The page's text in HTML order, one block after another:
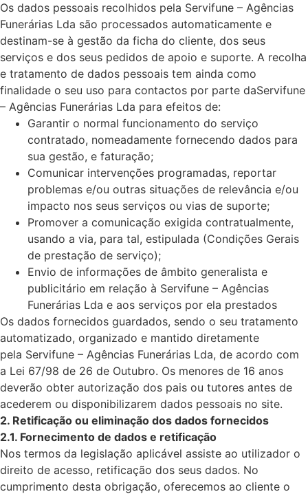
Os dados pessoais recolhidos pela Servifune – Agências
Funerárias Lda são processados automaticamente e
destinam-se à gestão da ficha do cliente, dos seus
serviços e dos seus pedidos de apoio e suporte. A recolha
e tratamento de dados pessoais tem ainda como
finalidade o seu uso para contactos por parte daServifune
– Agências Funerárias Lda para efeitos de:
Garantir o normal funcionamento do serviço
contratado, nomeadamente fornecendo dados para
sua gestão, e faturação;
Comunicar intervenções programadas, reportar
problemas e/ou outras situações de relevância e/ou
impacto nos seus serviços ou vias de suporte;
Promover a comunicação exigida contratualmente,
usando a via, para tal, estipulada (Condições Gerais
de prestação de serviço);
Envio de informações de âmbito generalista e
publicitário em relação à Servifune – Agências
Funerárias Lda e aos serviços por ela prestados
Os dados fornecidos guardados, sendo o seu tratamento
automatizado, organizado e mantido diretamente
pela Servifune – Agências Funerárias Lda, de acordo com
a Lei 67/98 de 26 de Outubro. Os menores de 16 anos
deverão obter autorização dos pais ou tutores antes de
acederem ou disponibilizarem dados pessoais no site.
2. Retificação ou eliminação dos dados fornecidos
2.1. Fornecimento de dados e retificação
Nos termos da legislação aplicável assiste ao utilizador o
direito de acesso, retificação dos seus dados. No
cumprimento desta obrigação, oferecemos ao cliente o